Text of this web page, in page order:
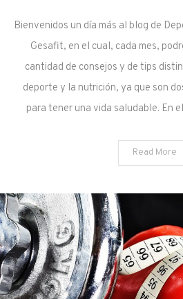
Bienvenidos un día más al blog de
Gesafit, en el cual, cada mes,
cantidad de consejos y de tips
deporte y la nutrición, ya que son
para tener una vida saludable. En
Read More